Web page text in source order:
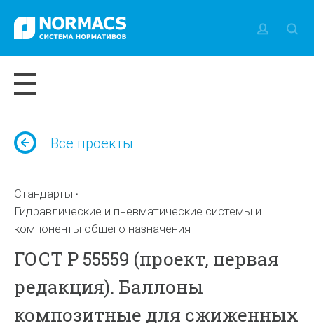
Все проекты
Стандарты
Гидравлические и пневматические системы и
компоненты общего назначения
ГОСТ Р 55559 (проект, первая
редакция). Баллоны
композитные для сжиженных